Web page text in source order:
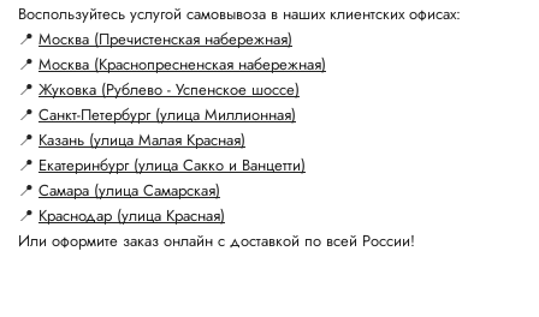
Воспользуйтесь услугой самовывоза в наших клиентских офисах:
📍 Москва (Пречистенская набережная)
📍 Москва (Краснопресненская набережная)
📍 Жуковка (Рублево - Успенское шоссе)
📍 Санкт-Петербург (улица Миллионная)
📍 Казань (улица Малая Красная)
📍 Екатеринбург (улица Сакко и Ванцетти)
📍 Самара (улица Самарская)
📍 Краснодар (улица Красная)
Или оформите заказ онлайн с доставкой по всей России!